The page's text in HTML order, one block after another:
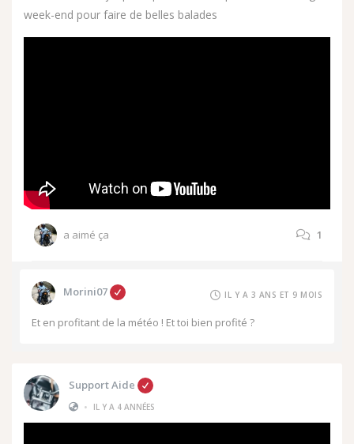
week-end pour faire de belles balades
a aimé ça 1
Morini07 IL Y A 3 ANS ET 9 MOIS
Et en profitant de la météo ! Et toi bien profité ?
Support Aide
•
IL Y A 4 ANNÉES